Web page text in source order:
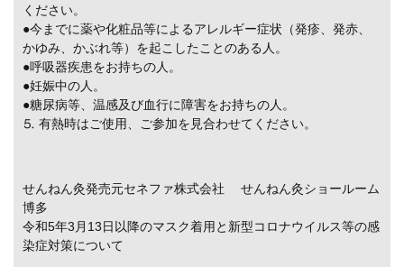
ください。
●今までに薬や化粧品等によるアレルギー症状（発疹、発赤、
かゆみ、かぶれ等）を起こしたことのある人。
●呼吸器疾患をお持ちの人。
●妊娠中の人。
●糖尿病等、温感及び血行に障害をお持ちの人。
⒌ 有熱時はご使用、ご参加を見合わせてください。
せんねん灸発売元セネファ株式会社 せんねん灸ショールーム
博多
令和5年3月13日以降のマスク着用と新型コロナウイルス等の感
染症対策について